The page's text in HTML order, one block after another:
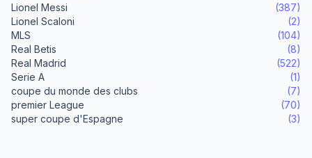
Lionel Messi
(387)
Lionel Scaloni
(2)
MLS
(104)
Real Betis
(8)
Real Madrid
(522)
Serie A
(1)
coupe du monde des clubs
(7)
premier League
(70)
super coupe d'Espagne
(3)